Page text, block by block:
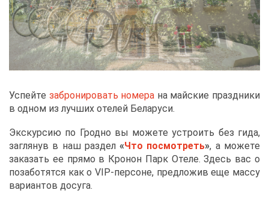
Успей­те за­бро­ни­ро­вать но­ме­ра на май­ские празд­ни­ки
в од­ном из луч­ших оте­лей Бе­ла­ру­си.
Экс­кур­сию по Грод­но вы мо­же­те устро­ить без ги­да,
за­гля­нув в наш раз­дел«Что по­смот­реть», а мо­же­те
за­ка­зать ее пря­мо в Кро­нон Парк Оте­ле. Здесь вас о
по­за­бо­тят­ся как о VIP-пер­соне, пред­ло­жив еще мас­су
ва­ри­ан­тов до­су­га.